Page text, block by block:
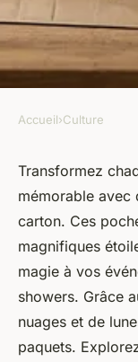
Ajoutez
carton
Lucie•3 décembre
Accueil›Culture
Transformez
mémorable avec
carton. Ces
magnifiques
magie à vos
showers. Grâce
nuages et de
paquets.